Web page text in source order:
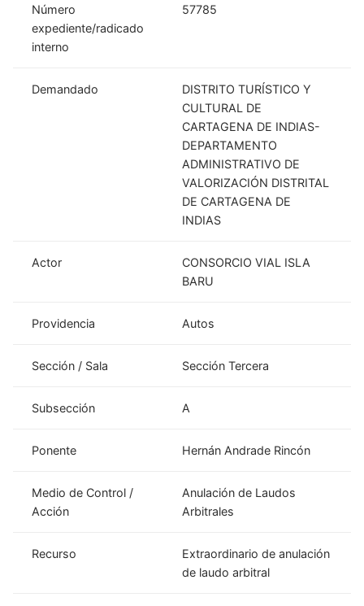
Número
expediente/radicado
interno
57785
Demandado
DISTRITO TURÍSTICO Y
CULTURAL DE
CARTAGENA DE INDIAS-
DEPARTAMENTO
ADMINISTRATIVO DE
VALORIZACIÓN DISTRITAL
DE CARTAGENA DE
INDIAS
Actor
CONSORCIO VIAL ISLA
BARU
Providencia Autos
Sección / Sala Sección Tercera
Subsección A
Ponente Hernán Andrade Rincón
Medio de Control /
Acción
Anulación de Laudos
Arbitrales
Recurso
Extraordinario de anulación
de laudo arbitral